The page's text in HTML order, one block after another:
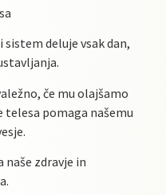
deluje vsak dan,
če mu olajšamo
telesa pomaga našemu
naše zdravje in